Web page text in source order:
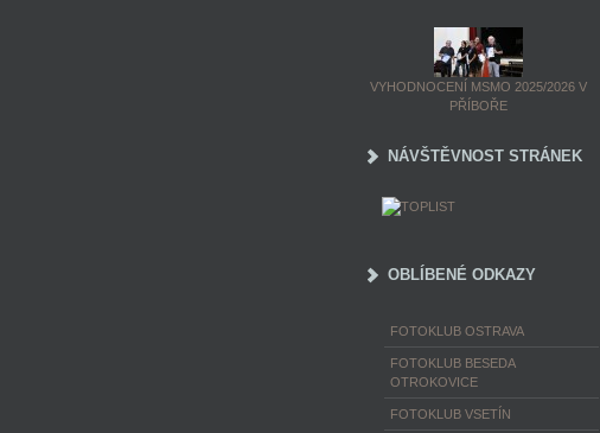
VYHODNOCENÍ MSMO 2025/2026 V
PŘÍBOŘE
NÁVŠTĚVNOST STRÁNEK
OBLÍBENÉ ODKAZY
FOTOKLUB OSTRAVA
FOTOKLUB BESEDA
OTROKOVICE
FOTOKLUB VSETÍN